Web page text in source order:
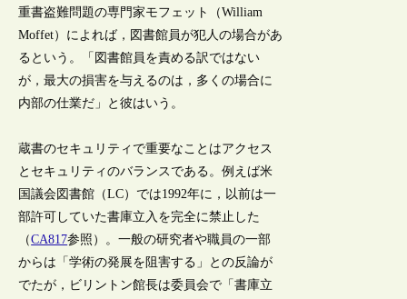
重書盗難問題の専門家モフェット（William
Moffet）によれば，図書館員が犯人の場合があ
るという。「図書館員を責める訳ではない
が，最大の損害を与えるのは，多くの場合に
内部の仕業だ」と彼はいう。
蔵書のセキュリティで重要なことはアクセス
とセキュリティのバランスである。例えば米
国議会図書館（LC）では1992年に，以前は一
部許可していた書庫立入を完全に禁止した
（CA817参照）。一般の研究者や職員の一部
からは「学術の発展を阻害する」との反論が
でたが，ビリントン館長は委員会で「書庫立